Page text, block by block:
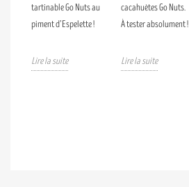
tartinable Go Nuts au
piment d’Espelette !
Lire la suite
cacahuètes Go Nuts.
À tester absolument !
Lire la suite